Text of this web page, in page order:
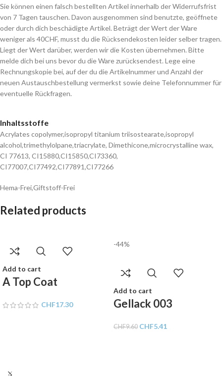
Sie können einen falsch bestellten Artikel innerhalb der Widerrufsfrist
von 7 Tagen tauschen. Davon ausgenommen sind benutzte, geöffnete
oder durch dich beschädigte Artikel. Beträgt der Wert der Ware
weniger als 40CHF, musst du die Rücksendekosten leider selber tragen.
Liegt der Wert darüber, werden wir die Kosten übernehmen. Bitte
melde dich bei uns bevor du die Ware zurücksendest. Lege eine
Rechnungskopie bei, auf der du die Artikelnummer und Anzahl der
neuen Austauschbestellung vermerkst sowie deine Telefonnummer für
eventuelle Rückfragen.
Inhaltsstoffe
Acrylates copolymer,isopropyl titanium triisostearate,isopropyl
alcohol,trimethylolpane,triacrylate, Dimethicone,microcrystalline wax,
CI 77613, CI15880,CI15850,CI73360,
CI77007,CI77492,CI77891,CI77266
Hema-Frei,Giftstoff-Frei
Related products
Add to cart
A Top Coat
CHF17.30
-44%
Add to cart
Gellack 003
CHF9.60 CHF5.41